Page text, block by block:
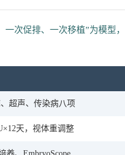
次促排、一次移植”为模型
超声、传染病八项
天，视体重调整